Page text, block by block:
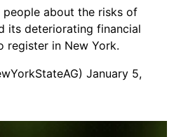
about the risks of
its deteriorating financial
register in New York.
January 5,